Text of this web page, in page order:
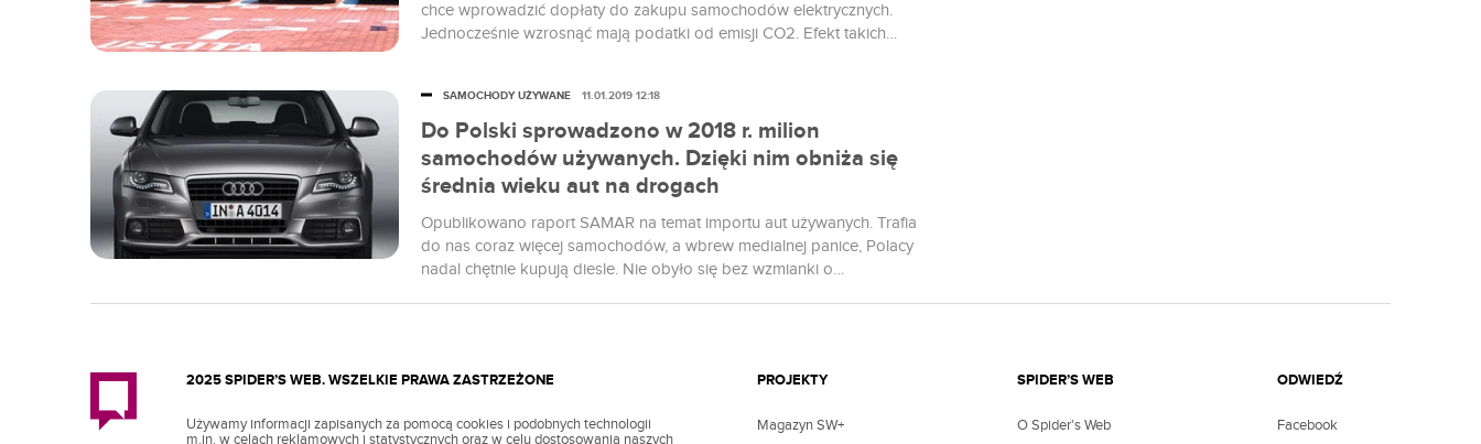
chce wprowadzić dopłaty do zakupu samochodów elektrycznych.
Jednocześnie wzrosnąć mają podatki od emisji CO2. Efekt takich
Do Polski sprowadzono w 2018 r. milion
samochodów używanych. Dzięki nim obniża się
średnia wieku aut na drogach
Opublikowano raport SAMAR na temat importu aut używanych. Trafia
do nas coraz więcej samochodów, a wbrew medialnej panice, Polacy
nadal chętnie kupują diesle. Nie obyło się bez wzmianki o
SAMOCHODY UŻYWANE 11.01.2019 12:18
2025 SPIDER’S WEB. WSZELKIE PRAWA ZASTRZEŻONE
Używamy informacji zapisanych za pomocą cookies i podobnych technologii
m.in. w celach reklamowych i statystycznych oraz w celu dostosowania naszych
PROJEKTY
Magazyn SW+
SPIDER’S WEB
O Spider's Web
ODWIEDŹ
Facebook